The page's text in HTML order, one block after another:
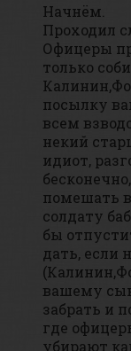
Начнём.
Проходил
Офицеры
только
посылку
всем
некий
идиот,
помешать
солдату
бы
дать, если
вашему
забрать и
где
убирают